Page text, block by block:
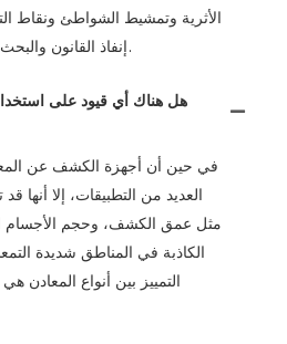
الأثرية وتمشيط الشواطئ ونقاط
إنفاذ القانون والبحث عن العناصر المفقودة.
هل هناك أي قيود على
في حين أن أجهزة الكشف عن
العديد من التطبيقات، إلا أنها
مثل عمق الكشف، وحجم الأجسام
الكاذبة في المناطق شديدة
التمييز بين أنواع المعادن